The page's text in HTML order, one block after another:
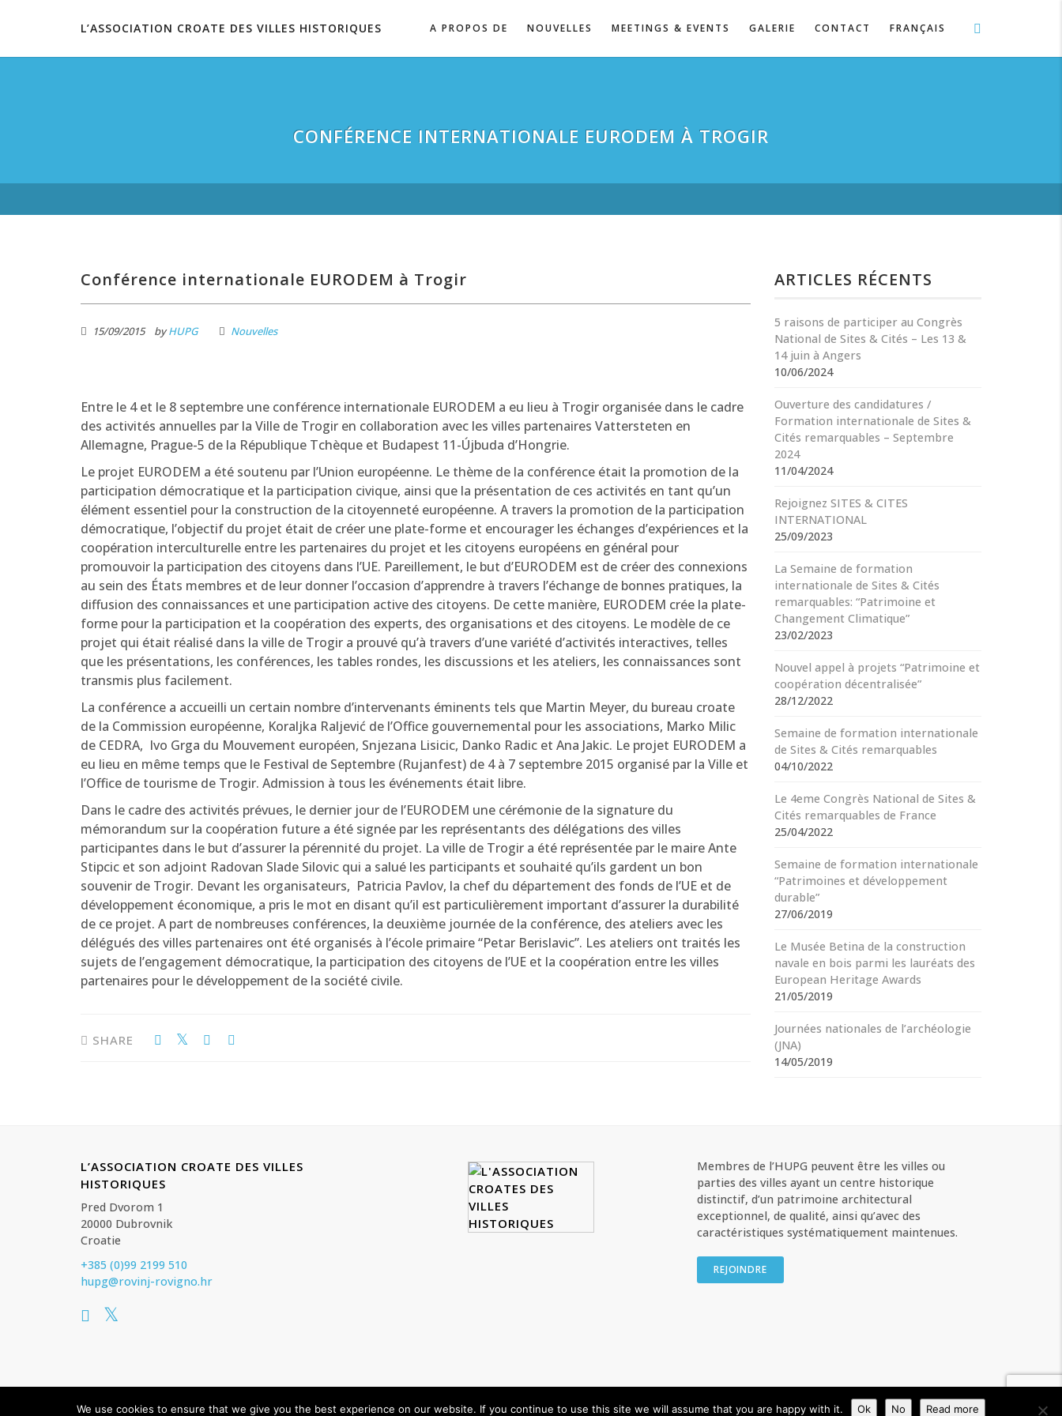
L’ASSOCIATION CROATE DES VILLES HISTORIQUES A PROPOS DE NOUVELLES MEETINGS & EVENTS GALERIE CONTACT FRANÇAIS
CONFÉRENCE INTERNATIONALE EURODEM À TROGIR
Conférence internationale EURODEM à Trogir
15/09/2015 byHUPG Nouvelles
Entre le 4 et le 8 septembre une conférence internationale EURODEM a eu lieu à Trogir organisée dans le cadre
des activités annuelles par la Ville de Trogir en collaboration avec les villes partenaires Vattersteten en
Allemagne, Prague-5 de la République Tchèque et Budapest 11-Újbuda d’Hongrie.
Le projet EURODEM a été soutenu par l’Union européenne. Le thème de la conférence était la promotion de la
participation démocratique et la participation civique, ainsi que la présentation de ces activités en tant qu’un
élément essentiel pour la construction de la citoyenneté européenne. A travers la promotion de la participation
démocratique, l’objectif du projet était de créer une plate-forme et encourager les échanges d’expériences et la
coopération interculturelle entre les partenaires du projet et les citoyens européens en général pour
promouvoir la participation des citoyens dans l’UE. Pareillement, le but d’EURODEM est de créer des connexions
au sein des États membres et de leur donner l’occasion d’apprendre à travers l’échange de bonnes pratiques, la
diffusion des connaissances et une participation active des citoyens. De cette manière, EURODEM crée la plate-
forme pour la participation et la coopération des experts, des organisations et des citoyens. Le modèle de ce
projet qui était réalisé dans la ville de Trogir a prouvé qu’à travers d’une variété d’activités interactives, telles
que les présentations, les conférences, les tables rondes, les discussions et les ateliers, les connaissances sont
transmis plus facilement.
La conférence a accueilli un certain nombre d’intervenants éminents tels que Martin Meyer, du bureau croate
de la Commission européenne, Koraljka Raljević de l’Office gouvernemental pour les associations, Marko Milic
de CEDRA, Ivo Grga du Mouvement européen, Snjezana Lisicic, Danko Radic et Ana Jakic. Le projet EURODEM a
eu lieu en même temps que le Festival de Septembre (Rujanfest) de 4 à 7 septembre 2015 organisé par la Ville et
l’Office de tourisme de Trogir. Admission à tous les événements était libre.
Dans le cadre des activités prévues, le dernier jour de l’EURODEM une cérémonie de la signature du
mémorandum sur la coopération future a été signée par les représentants des délégations des villes
participantes dans le but d’assurer la pérennité du projet. La ville de Trogir a été représentée par le maire Ante
Stipcic et son adjoint Radovan Slade Silovic qui a salué les participants et souhaité qu’ils gardent un bon
souvenir de Trogir. Devant les organisateurs, Patricia Pavlov, la chef du département des fonds de l’UE et de
développement économique, a pris le mot en disant qu’il est particulièrement important d’assurer la durabilité
de ce projet. A part de nombreuses conférences, la deuxième journée de la conférence, des ateliers avec les
délégués des villes partenaires ont été organisés à l’école primaire “Petar Berislavic”. Les ateliers ont traités les
sujets de l’engagement démocratique, la participation des citoyens de l’UE et la coopération entre les villes
partenaires pour le développement de la société civile.
SHARE
ARTICLES RÉCENTS
5 raisons de participer au Congrès
National de Sites & Cités – Les 13 &
14 juin à Angers
10/06/2024
Ouverture des candidatures /
Formation internationale de Sites &
Cités remarquables – Septembre
2024
11/04/2024
Rejoignez SITES & CITES
INTERNATIONAL
25/09/2023
La Semaine de formation
internationale de Sites & Cités
remarquables: “Patrimoine et
Changement Climatique”
23/02/2023
Nouvel appel à projets “Patrimoine et
coopération décentralisée”
28/12/2022
Semaine de formation internationale
de Sites & Cités remarquables
04/10/2022
Le 4eme Congrès National de Sites &
Cités remarquables de France
25/04/2022
Semaine de formation internationale
“Patrimoines et développement
durable”
27/06/2019
Le Musée Betina de la construction
navale en bois parmi les lauréats des
European Heritage Awards
21/05/2019
Journées nationales de l’archéologie
(JNA)
14/05/2019
L’ASSOCIATION CROATE DES VILLES
HISTORIQUES
Pred Dvorom 1
20000 Dubrovnik
Croatie
+385 (0)99 2199 510
hupg@rovinj-rovigno.hr
Membres de l’HUPG peuvent être les villes ou
parties des villes ayant un centre historique
distinctif, d’un patrimoine architectural
exceptionnel, de qualité, ainsi qu’avec des
caractéristiques systématiquement maintenues.
REJOINDRE
We use cookies to ensure that we give you the best experience on our website. If you continue to use this site we will assume that you are happy with it. Ok No Read more